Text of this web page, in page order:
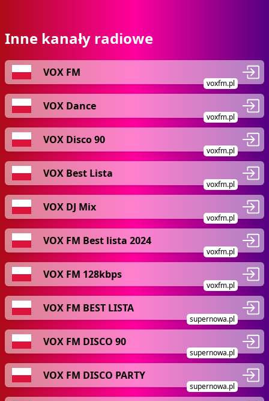
Inne kanały radiowe
VOX FM
voxfm.pl
VOX Dance
voxfm.pl
VOX Disco 90
voxfm.pl
VOX Best Lista
voxfm.pl
VOX DJ Mix
voxfm.pl
VOX FM Best lista 2024
voxfm.pl
VOX FM 128kbps
voxfm.pl
VOX FM BEST LISTA
supernowa.pl
VOX FM DISCO 90
supernowa.pl
VOX FM DISCO PARTY
supernowa.pl